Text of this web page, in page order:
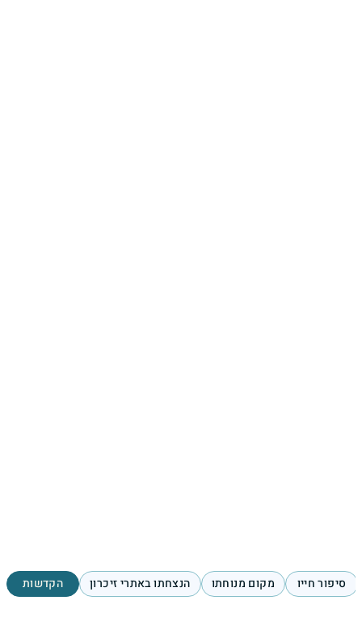
סיפור חייו מקום מנוחתו הנצחתו באתרי זיכרון הקדשות